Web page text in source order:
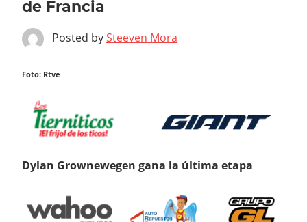
de Francia
Posted bySteeven Mora
Foto: Rtve
Dylan Grownewegen gana la última etapa